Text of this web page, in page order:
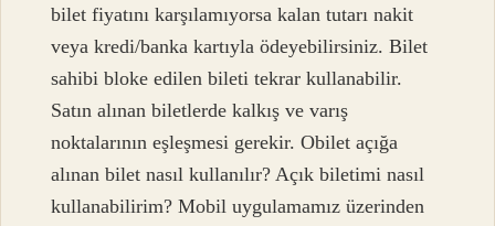
bilet fiyatını karşılamıyorsa kalan tutarı nakit
veya kredi/banka kartıyla ödeyebilirsiniz. Bilet
sahibi bloke edilen bileti tekrar kullanabilir.
Satın alınan biletlerde kalkış ve varış
noktalarının eşleşmesi gerekir. Obilet açığa
alınan bilet nasıl kullanılır? Açık biletimi nasıl
kullanabilirim? Mobil uygulamamız üzerinden